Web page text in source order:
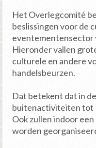
Het Overlegcomité
beslissingen voor de
eventementensector
Hieronder vallen
culturele en andere
handelsbeurzen.
Dat betekent dat in
buitenactiviteiten tot
Ook zullen indoor
worden